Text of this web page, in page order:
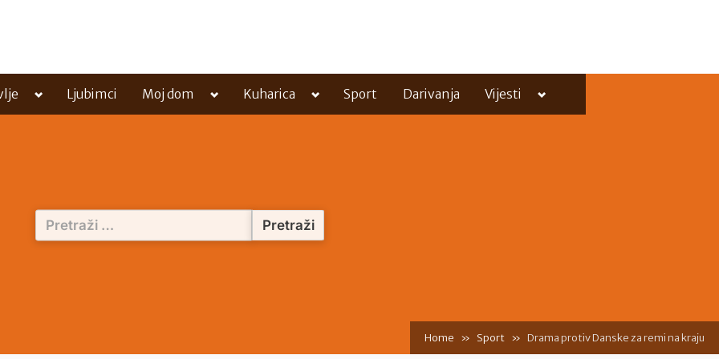
Toggle
menu
Ljubimci Moj dom
Toggle
menu
Kuharica
Toggle
menu
Sport Darivanja Vijesti
Toggle
menu
Pretraži:
Home Sport Drama protiv Danske za remi na kraju